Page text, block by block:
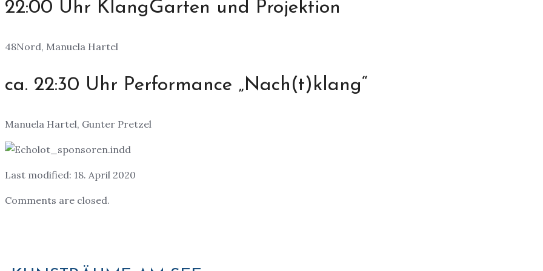
22:00 Uhr KlangGarten und Projektion
48Nord, Manuela Hartel
ca. 22:30 Uhr Performance „Nach(t)klang“
Manuela Hartel, Gunter Pretzel
Last modified: 18. April 2020
Comments are closed.